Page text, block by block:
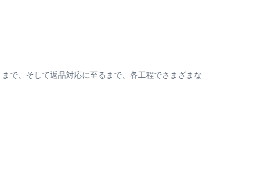
で、そして返品対応に至るまで、各工程でさまざまな